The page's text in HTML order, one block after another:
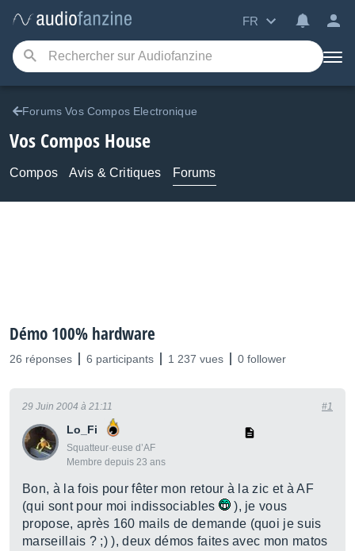
FR
Forums Vos Compos Electronique
Vos Compos House
Compos Avis & Critiques Forums
Démo 100% hardware
26 réponses 6 participants 1 237 vues 0 follower
Lo_Fi
Squatteur·euse d’AF
Membre depuis 23 ans
29 Juin 2004 à 21:11 #1
Bon, à la fois pour fêter mon retour à la zic et à AF
(qui sont pour moi indissociables
), je vous
propose, après 160 mails de demande (quoi je suis
marseillais ? ;) ), deux démos faites avec mon matos